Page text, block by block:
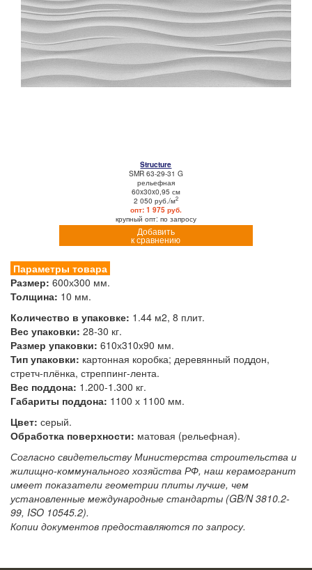
Structure
SMR 63-29-31 G
рельефная
60x30x0,95 см
2 050 руб./м2
опт: 1 975 руб.
крупный опт: по запросу
Добавить
к сравнению
Параметры товара
Размер: 600х300 мм.
Толщина: 10 мм.
Количество в упаковке: 1.44 м2, 8 плит.
Вес упаковки: 28-30 кг.
Размер упаковки: 610х310х90 мм.
Тип упаковки: картонная коробка; деревянный поддон,
стретч-плёнка, стреппинг-лента.
Вес поддона: 1.200-1.300 кг.
Габариты поддона: 1100 х 1100 мм.
Цвет: серый.
Обработка поверхности: матовая (рельефная).
Согласно свидетельству Министерства строительства и
жилищно-коммунального хозяйства РФ, наш керамогранит
имеет показатели геометрии плиты лучше, чем
установленные международные стандарты (GB/N 3810.2-
99, ISO 10545.2).
Копии документов предоставляются по запросу.